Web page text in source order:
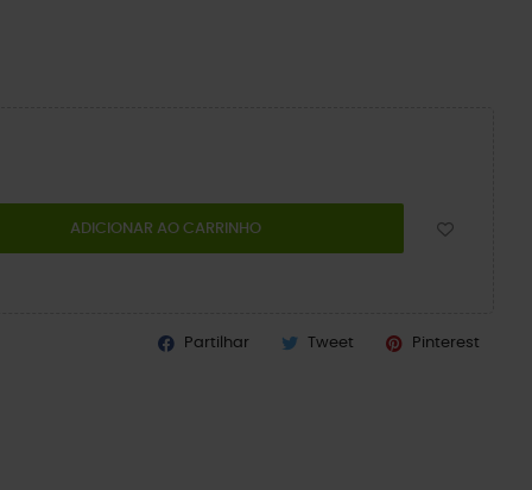
ADICIONAR AO CARRINHO
Partilhar Tweet Pinterest